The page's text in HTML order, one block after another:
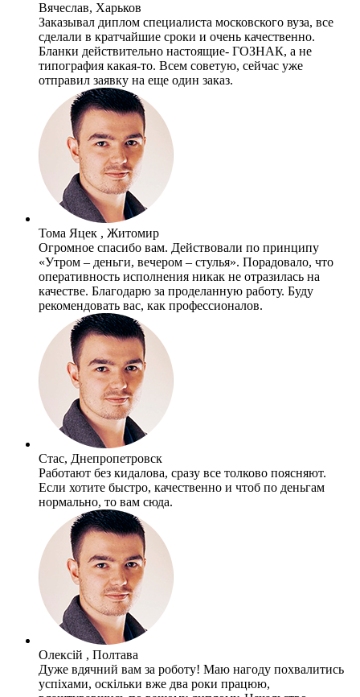
Вячеслав, Харьков
Заказывал диплом специалиста московского вуза, все
сделали в кратчайшие сроки и очень качественно.
Бланки действительно настоящие- ГОЗНАК, а не
типография какая-то. Всем советую, сейчас уже
отправил заявку на еще один заказ.
Тома Яцек , Житомир
Огромное спасибо вам. Действовали по принципу
«Утром – деньги, вечером – стулья». Порадовало, что
оперативность исполнения никак не отразилась на
качестве. Благодарю за проделанную работу. Буду
рекомендовать вас, как профессионалов.
Стас, Днепропетровск
Работают без кидалова, сразу все толково поясняют.
Если хотите быстро, качественно и чтоб по деньгам
нормально, то вам сюда.
Олексій , Полтава
Дуже вдячний вам за роботу! Маю нагоду похвалитись
успіхами, оскільки вже два роки працюю,